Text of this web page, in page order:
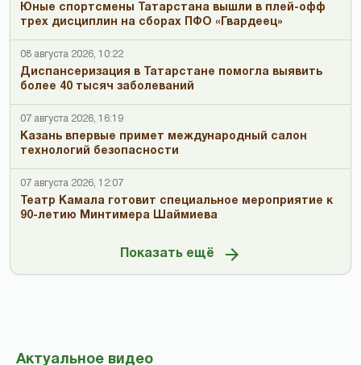
Юные спортсмены Татарстана вышли в плей-офф
трех дисциплин на сборах ПФО «Гвардеец»
08 августа 2026, 10:22
Диспансеризация в Татарстане помогла выявить
более 40 тысяч заболеваний
07 августа 2026, 16:19
Казань впервые примет международный салон
технологий безопасности
07 августа 2026, 12:07
Театр Камала готовит специальное мероприятие к
90-летию Минтимера Шаймиева
Показать ещё
Актуальное видео